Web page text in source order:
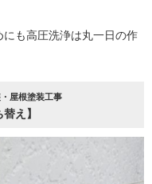
も高圧洗浄は丸一日の作
屋根塗装工事
え】